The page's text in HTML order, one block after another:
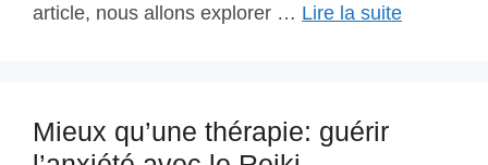
article, nous allons explorer … Lire la suite
Mieux qu’une thérapie: guérir